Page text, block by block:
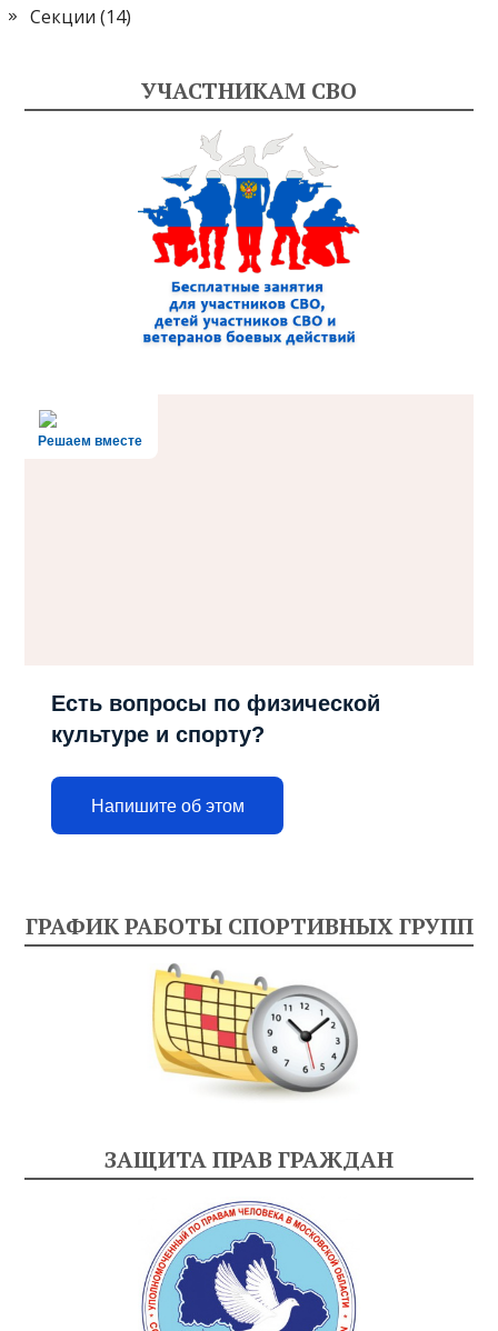
Секции (14)
УЧАСТНИКАМ СВО
Решаем вместе
Есть вопросы по физической
культуре и спорту?
Напишите об этом
ГРАФИК РАБОТЫ СПОРТИВНЫХ ГРУПП
ЗАЩИТА ПРАВ ГРАЖДАН